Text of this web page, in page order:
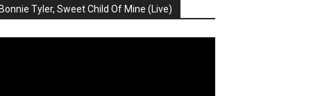
Bonnie Tyler, Sweet Child Of Mine (Live)